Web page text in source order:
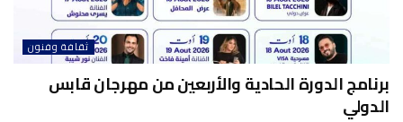
ثقافة وفنون
برنامج الدورة الحادية والأربعين من مهرجان قابس
الدولي